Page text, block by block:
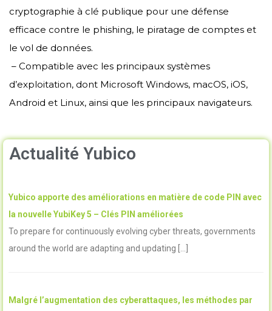
cryptographie à clé publique pour une défense
efficace contre le phishing, le piratage de comptes et
le vol de données.
– Compatible avec les principaux systèmes
d’exploitation, dont Microsoft Windows, macOS, iOS,
Android et Linux, ainsi que les principaux navigateurs.
Actualité Yubico
Yubico apporte des améliorations en matière de code PIN avec
la nouvelle YubiKey 5 – Clés PIN améliorées
To prepare for continuously evolving cyber threats, governments
around the world are adapting and updating […]
Malgré l’augmentation des cyberattaques, les méthodes par